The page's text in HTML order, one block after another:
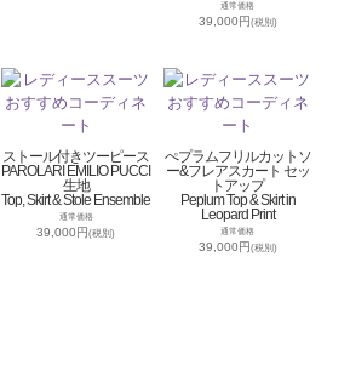
通常価格
39,000円(税別)
ストール付きツーピース
PAROLARI EMILIO PUCCI
生地
Top, Skirt & Stole Ensemble
通常価格
39,000円(税別)
ぺプラムフリルカットソ
ー&フレアスカート セッ
トアップ
Peplum Top & Skirt in
Leopard Print
通常価格
39,000円(税別)